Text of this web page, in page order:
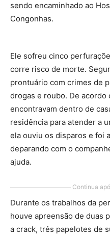
sendo encaminhado ao
Congonhas.
Ele sofreu cinco
corre risco de morte.
prontuário com crimes de
drogas e roubo. De acordo
encontravam dentro de
residência para atender a
ela ouviu os disparos e foi
deparando com o
ajuda.
Continua
Durante os trabalhos da
houve apreensão de duas
a crack, três papelotes de